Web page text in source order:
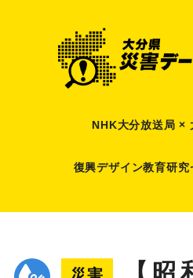
NHK大分放送局 ×
復興デザイン教育研
【昭